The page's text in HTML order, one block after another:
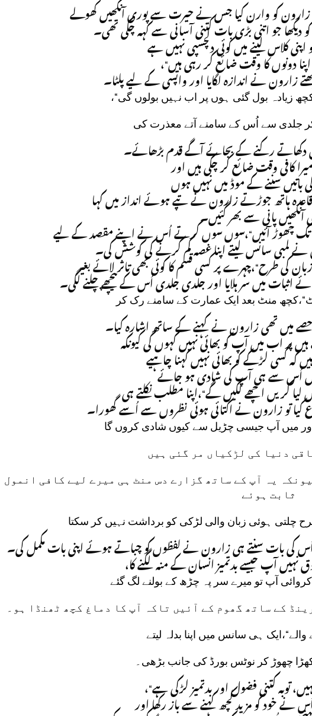
کو وارن کیا جس نے حیرت سے پوری آنکھیں کھولے
جو اتنی بڑی بات کتنی آسانی سے کہہ چکی تھی۔
کلاس لینے میں کوئی دلچسپی نہیں ہے
دونوں کا وقت ضائع کر رہی ہیں“،
زارون نے اندازہ لگایا اور واپسی کے لیے پلٹا۔
زیادہ بول گئی ہوں پر اب نہیں بولوں گی“،
کر جلدی سے اُس کے سامنے آتے معذرت کی
دکھاتے رکنے کے بجائے آگے قدم بڑھائے۔
کافی وقت ضائع کر چکی ہیں اور
باتیں سننے کے موڈ میں نہیں ہوں
ہاتھ جوڑتے زارون نے تپے ہوئے انداز میں کہا
آنکھیں پانی سے بھر گئیں۔
تک چھوڑ آئیں“،سوں سوں کرتے اُس نے اپنے مقصد کے لیے
لمبی سانس لیتے اپنا غصہ کم کرنے کی کوشش کی۔
کی طرح“،چہرے پر کسی قسم کا کوئی بھی تاثر لائے بغیر
اثبات میں سر ہلایا اور جلدی جلدی اُس کے پیچھے چلنے لگی۔
منٹ بعد ایک عمارت کے سامنے رک کر
میں تھی زارون نے کہنے کے ساتھ اشارہ کیا۔
پر اب میں آپ کو بھائی نہیں کہوں گی کیونکہ
کہ کسی لڑکے کو بھائی نہیں کہنا چاہیے
اُس سے ہی آپ کی شادی ہو جائے
لیا کریں اچھے لگیں گے“،اپنا مطلب نکلتے ہی
کیا تو زارون نے اکتائی ہوئی نظروں سے اُسے گھورا۔
میں آپ جیسی چڑیل سے کیوں شادی کروں گا
دنیا کی لڑکیاں مر گئی ہیں
یہ آپ کے ساتھ گزارے دس منٹ ہی میرے لیے کافی انمول
ثابت ہوئے
چلتی ہوئی زبان والی لڑکی کو برداشت نہیں کر سکتا
کی بات سنتے ہی زارون نے لفظوں کو چباتے ہوئے اپنی بات مکمل کی۔
نہیں آپ جیسے بدتمیز انسان کے منہ لگنے کا،
آپ تو میرے سر پہ چڑھ کے بولنے لگ گئے
کے ساتھ گھوم کے آئیں تاکہ آپ کا دماغ کچھ ٹھنڈا ہو۔
والے“،ایک ہی سانس میں اپنا بدلہ لیتے
چھوڑ کر نوٹس بورڈ کی جانب بڑھی۔
نہیں، توبہ کتنی فضول اور بدتمیز لڑکی ہے“،
نے خود کو مزید کچھ کہنے سے باز رکھا اور